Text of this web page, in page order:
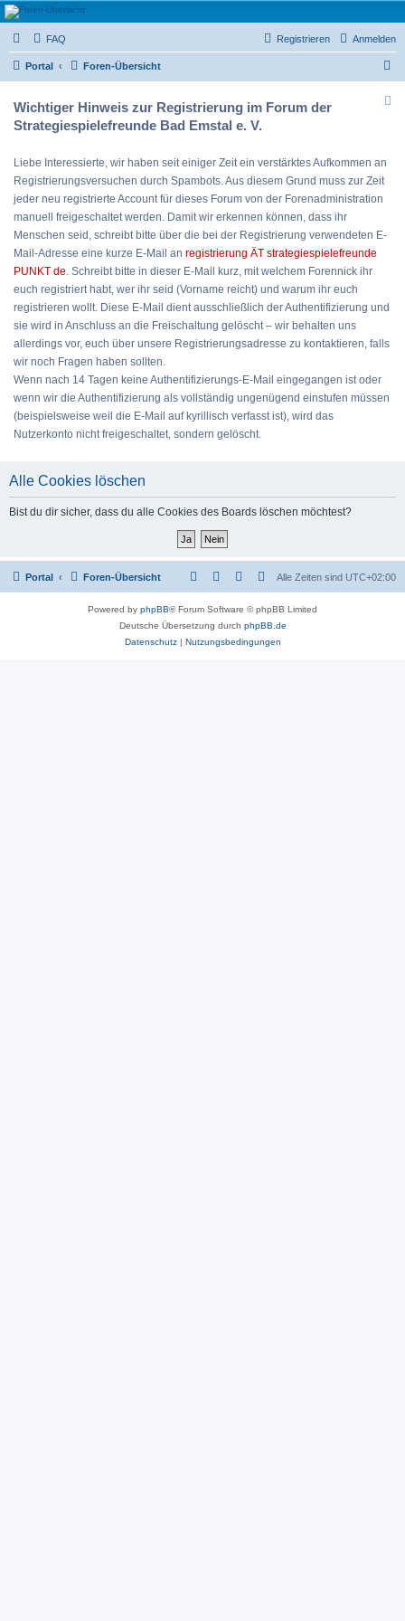
Strategiespielefreunde
Bad Emstal e.V.
Das Forum der Strategiespielefreunde Bad Emstal e.V. - Tabletop und mehr
FAQ Anmelden
Registrieren
Portal Foren-Übersicht
Wichtiger Hinweis zur Registrierung im Forum der
Strategiespielefreunde Bad Emstal e. V.
Liebe Interessierte, wir haben seit einiger Zeit ein verstärktes Aufkommen an
Registrierungsversuchen durch Spambots. Aus diesem Grund muss zur Zeit
jeder neu registrierte Account für dieses Forum von der Forenadministration
manuell freigeschaltet werden. Damit wir erkennen können, dass ihr
Menschen seid, schreibt bitte über die bei der Registrierung verwendeten E-
Mail-Adresse eine kurze E-Mail an registrierung ÄT strategiespielefreunde
PUNKT de. Schreibt bitte in dieser E-Mail kurz, mit welchem Forennick ihr
euch registriert habt, wer ihr seid (Vorname reicht) und warum ihr euch
registrieren wollt. Diese E-Mail dient ausschließlich der Authentifizierung und
sie wird in Anschluss an die Freischaltung gelöscht – wir behalten uns
allerdings vor, euch über unsere Registrierungsadresse zu kontaktieren, falls
wir noch Fragen haben sollten.
Wenn nach 14 Tagen keine Authentifizierungs-E-Mail eingegangen ist oder
wenn wir die Authentifizierung als vollständig ungenügend einstufen müssen
(beispielsweise weil die E-Mail auf kyrillisch verfasst ist), wird das
Nutzerkonto nicht freigeschaltet, sondern gelöscht.
Alle Cookies löschen
Bist du dir sicher, dass du alle Cookies des Boards löschen möchtest?
Portal Foren-Übersicht Alle Zeiten sind UTC+02:00
Powered by phpBB® Forum Software © phpBB Limited
Deutsche Übersetzung durch phpBB.de
Datenschutz| Nutzungsbedingungen